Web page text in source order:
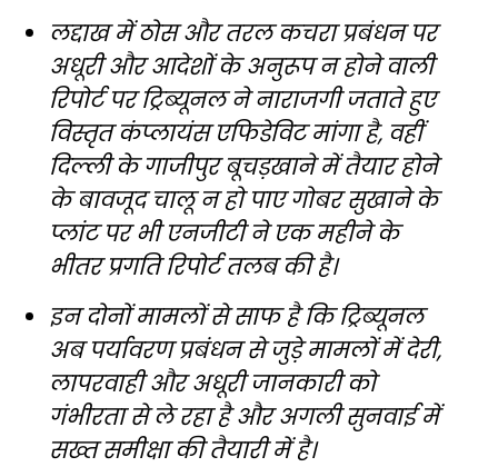
लद्दाख में ठोस और तरल कचरा प्रबंधन पर
अधूरी और आदेशों के अनुरूप न होने वाली
रिपोर्ट पर ट्रिब्यूनल ने नाराजगी जताते हुए
विस्तृत कंप्लायंस एफिडेविट मांगा है, वहीं
दिल्ली के गाजीपुर बूचड़खाने में तैयार होने
के बावजूद चालू न हो पाए गोबर सुखाने के
प्लांट पर भी एनजीटी ने एक महीने के
भीतर प्रगति रिपोर्ट तलब की है।
इन दोनों मामलों से साफ है कि ट्रिब्यूनल
अब पर्यावरण प्रबंधन से जुड़े मामलों में देरी,
लापरवाही और अधूरी जानकारी को
गंभीरता से ले रहा है और अगली सुनवाई में
सख्त समीक्षा की तैयारी में है।